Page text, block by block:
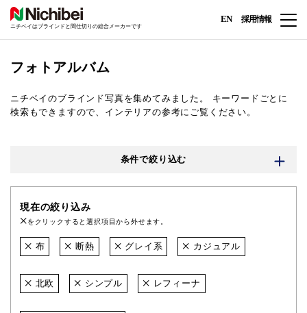
ニチベイはブラインドと間仕切りの総合メーカーです
EN 採用情報
フォトアルバム
ニチベイのブラインド写真を集めてみました。
キーワードごとに
検索もできますので、インテリアの参考にご覧ください。
条件で絞り込む
現在の絞り込み
をクリックすると選択項目から外せます。
布 断熱 グレイ系 カジュアル
北欧 シンプル レフィーナ